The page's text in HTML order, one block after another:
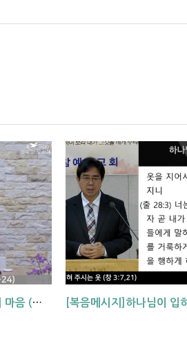
[복음메시지] 하나님 아버지의 마음 (눅15:11~24)